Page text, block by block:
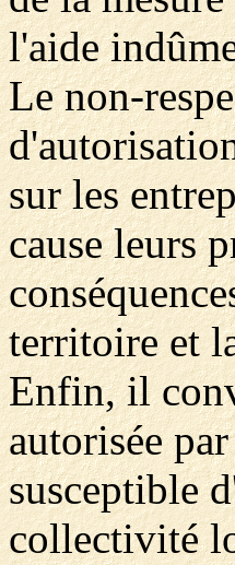
l'aide
Le non-
sur les
cause leurs
territoire et
Enfin, il
autorisée
susceptible
collectivité